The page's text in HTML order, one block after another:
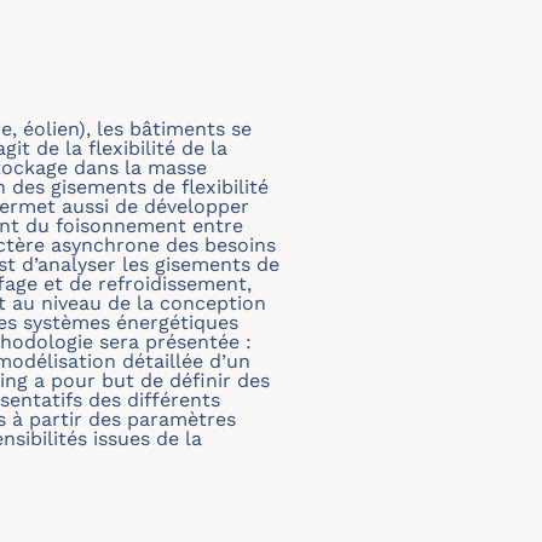
éolien), les bâtiments se
de la flexibilité de la
dans la masse
des gisements de flexibilité
aussi de développer
du foisonnement entre
asynchrone des besoins
les gisements de
et de refroidissement,
au niveau de la conception
systèmes énergétiques
sera présentée :
détaillée d’un
a pour but de définir des
des différents
à partir des paramètres
issues de la